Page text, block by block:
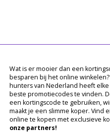
Wat is er mooier dan een
besparen bij het online
hunters van Nederland heeft
beste promotiecodes te vinden.
een kortingscode te gebruiken,
maakt je een slimme koper. Vind
online te kopen met exclusieve
onze partners!